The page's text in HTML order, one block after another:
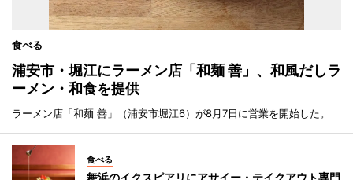
食べる
浦安市・堀江にラーメン店「和麺 善」、和風だしラ
ーメン・和食を提供
ラーメン店「和麺 善」（浦安市堀江6）が8月7日に営業を開始した。
食べる